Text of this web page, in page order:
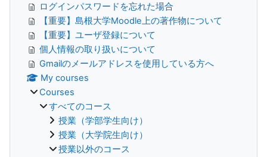
ログインパスワードを忘れた場合
【重要】島根大学Moodle上の著作物について
【重要】ユーザ登録について
個人情報の取り扱いについて
Gmailのメールアドレスを使用している方へ
My courses
Courses
すべてのコース
授業（学部学生向け）
授業（大学院生向け）
授業以外のコース